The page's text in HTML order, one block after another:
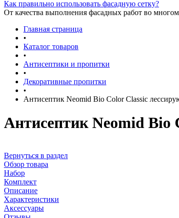
Как правильно использовать фасадную сетку?
От качества выполнения фасадных работ во
Главная страница
•
Каталог товаров
•
Антисептики и пропитки
•
Декоративные пропитки
•
Антисептик Neomid Bio Color Classic
Антисептик Neomid Bio
Вернуться в раздел
Обзор товара
Набор
Комплект
Описание
Характеристики
Аксессуары